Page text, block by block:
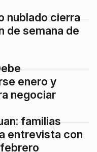
nublado cierra
de semana de
enero y
negociar
familias
entrevista con